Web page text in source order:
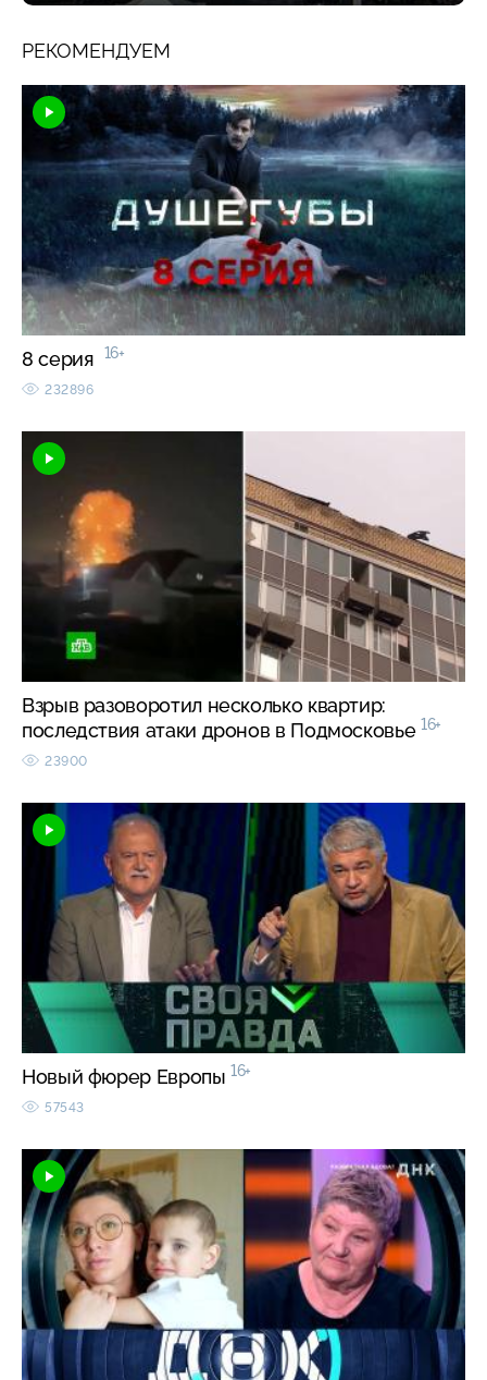
РЕКОМЕНДУЕМ
8 серия 16+
232896
Взрыв разоворотил несколько квартир:
последствия атаки дронов в Подмосковье 16+
23900
Новый фюрер Европы 16+
57543